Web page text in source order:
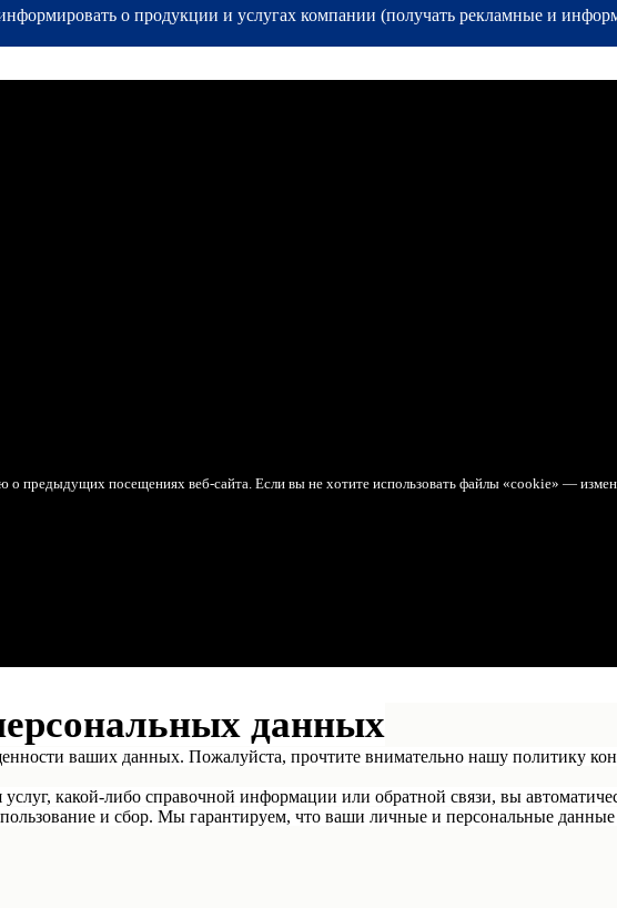
о продукции и услугах компании (получать рекламные и
предыдущих посещениях веб-сайта. Если вы не хотите использовать файлы «cookie» —
данных
ваших данных. Пожалуйста, прочтите внимательно нашу политику
какой-либо справочной информации или обратной связи, вы
и сбор. Мы гарантируем, что ваши личные и персональные данные